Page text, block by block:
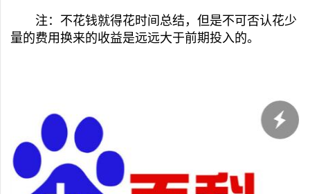
注：不花钱就得花时间总结，但是不可否认花少
量的费用换来的收益是远远大于前期投入的。